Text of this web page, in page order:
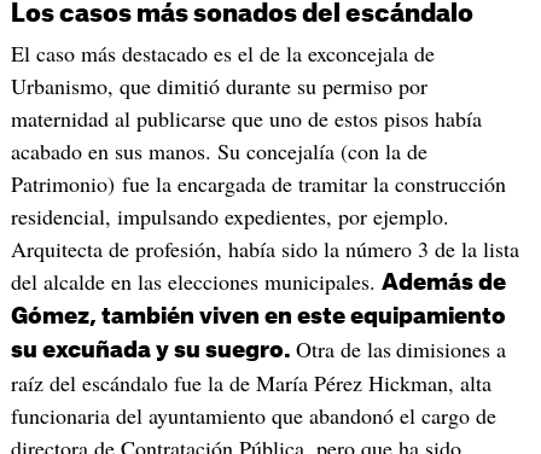
Los casos más sonados del escándalo
El caso más destacado es el de la exconcejala de
Urbanismo, que dimitió durante su permiso por
maternidad al publicarse que uno de estos pisos había
acabado en sus manos. Su concejalía (con la de
Patrimonio) fue la encargada de tramitar la construcción
residencial, impulsando expedientes, por ejemplo.
Arquitecta de profesión, había sido la número 3 de la lista
del alcalde en las elecciones municipales. Además de
Gómez, también viven en este equipamiento
su excuñada y su suegro. Otra de lasdimisiones a
raíz del escándalo fue la de María Pérez Hickman, alta
funcionaria del ayuntamiento que abandonó el cargo de
directora de Contratación Pública, pero que ha sido